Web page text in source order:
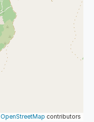
OpenStreetMap contributors